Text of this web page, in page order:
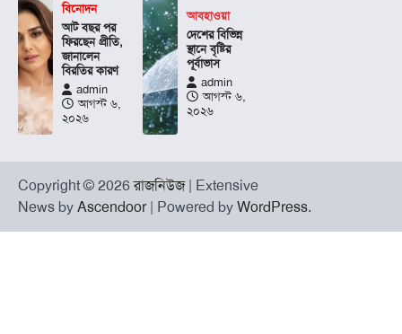
বিনোদন
আট বছর পর
ফিরছেন প্রীতি,
জানালেন
বিরতির কারণ
admin
আগস্ট ৬,
২০২৬
আবহাওয়া
দেশের বিভিন্ন
স্থানে বৃষ্টির
পূর্বাভাস
admin
আগস্ট ৬,
২০২৬
Copyright © 2026রাজনিউজ| Extensive
News by Ascendoor| Powered by WordPress.